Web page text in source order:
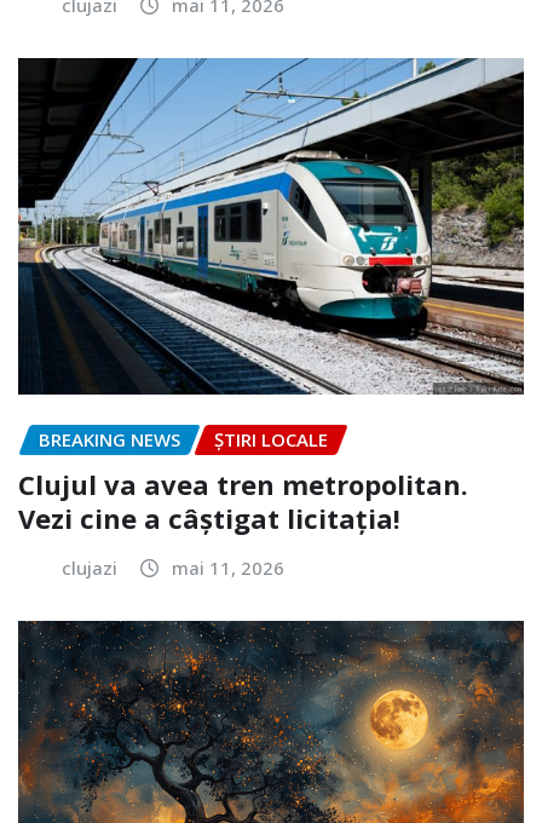
clujazi mai 11, 2026
BREAKING NEWS ȘTIRI LOCALE
Clujul va avea tren metropolitan.
Vezi cine a câștigat licitația!
clujazi mai 11, 2026